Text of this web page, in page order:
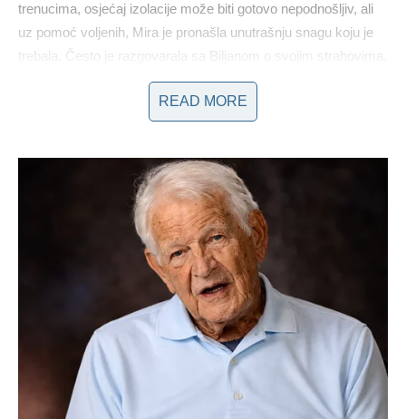
trenucima, osjećaj izolacije može biti gotovo nepodnošljiv, ali
uz pomoć voljenih, Mira je pronašla unutrašnju snagu koju je
trebala. Često je razgovarala sa Biljanom o svojim strahovima,
nadama i osjećanjima, što joj je pomoglo da se osjeća manje
usamljeno i više osnaženo.
nije odustajala od svoje strasti prema muzici. Njeni koncerti
tokom tretmana postali su simbol njene borbe i otpornosti. Na
sceni je ostajala profesionalna, dok su se unutarnje bitke
odvijale u pozadini. Prilikom nastupa, svaka nota i svaki stih
nosili su dodatni značaj, a njen glas postao je simbol nade i
inspiracije za mnoge. Mira je koristila svaku priliku da iskaže
svoju ljubav prema muzici, uvjerena da umjetnost može biti
izvor terapije za mnoge koji se suočavaju sa sličnim
izazovima.
READ MORE